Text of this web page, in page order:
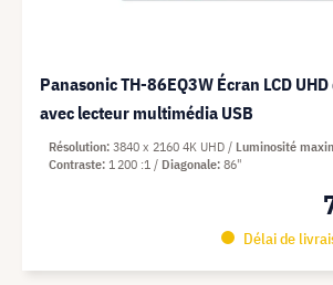
Panasonic TH-86EQ3W Écran LCD
avec lecteur multimédia USB
Délai de
Résolution 3840 x 2160 4K UHD Luminosité
Contraste 1 200 :1 Diagonale 86"